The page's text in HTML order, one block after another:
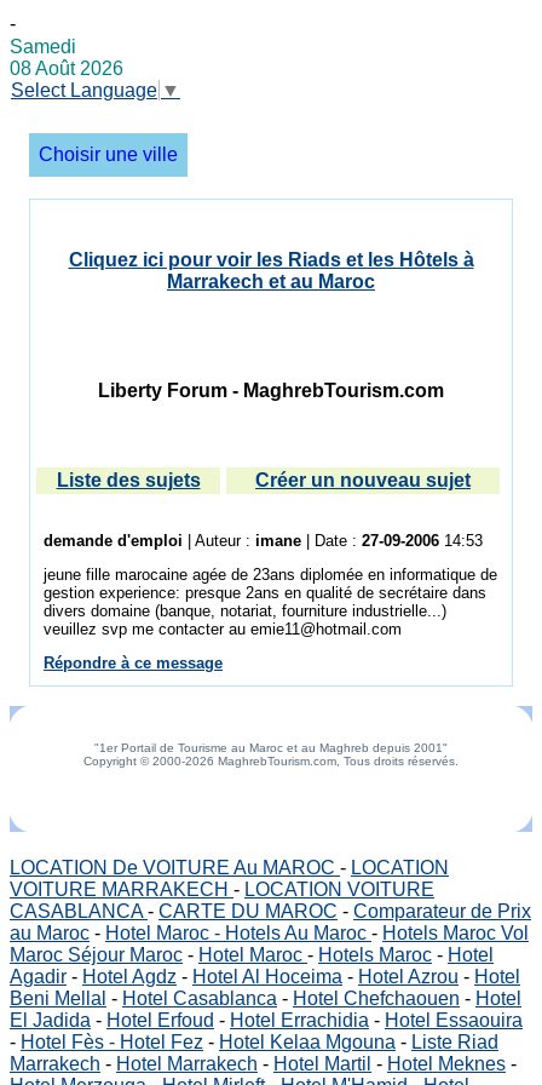
-
Samedi
08 Août 2026
Select Language ▼
Choisir une ville
Cliquez ici pour voir les Riads et les Hôtels à
Marrakech et au Maroc
Liberty Forum - MaghrebTourism.com
Liste des sujets Créer un nouveau sujet
demande d'emploi | Auteur : imane | Date : 27-09-2006 14:53
jeune fille marocaine agée de 23ans diplomée en informatique de
gestion experience: presque 2ans en qualité de secrétaire dans
divers domaine (banque, notariat, fourniture industrielle...)
veuillez svp me contacter au emie11@hotmail.com
Répondre à ce message
"1er Portail de Tourisme au Maroc et au Maghreb depuis 2001"
Copyright © 2000-2026 MaghrebTourism.com, Tous droits réservés.
LOCATION De VOITURE Au MAROC - LOCATION
VOITURE MARRAKECH - LOCATION VOITURE
CASABLANCA- CARTE DU MAROC - Comparateur de Prix
au Maroc - Hotel Maroc - Hotels Au Maroc - Hotels Maroc Vol
Maroc Séjour Maroc - Hotel Maroc - Hotels Maroc - Hotel
Agadir - Hotel Agdz - Hotel Al Hoceima - Hotel Azrou - Hotel
Beni Mellal - Hotel Casablanca - Hotel Chefchaouen - Hotel
El Jadida - Hotel Erfoud - Hotel Errachidia - Hotel Essaouira
- Hotel Fès - Hotel Fez - Hotel Kelaa Mgouna - Liste Riad
Marrakech - Hotel Marrakech - Hotel Martil - Hotel Meknes -